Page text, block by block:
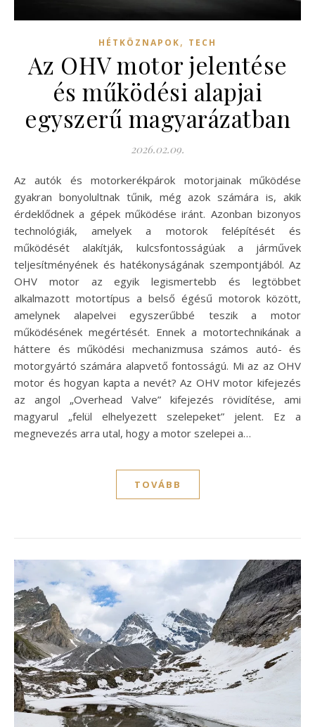
HÉTKÖZNAPOK, TECH
Az OHV motor jelentése
és működési alapjai
egyszerű magyarázatban
2026.02.09.
Az autók és motorkerékpárok motorjainak működése
gyakran bonyolultnak tűnik, még azok számára is, akik
érdeklődnek a gépek működése iránt. Azonban bizonyos
technológiák, amelyek a motorok felépítését és
működését alakítják, kulcsfontosságúak a járművek
teljesítményének és hatékonyságának szempontjából. Az
OHV motor az egyik legismertebb és legtöbbet
alkalmazott motortípus a belső égésű motorok között,
amelynek alapelvei egyszerűbbé teszik a motor
működésének megértését. Ennek a motortechnikának a
háttere és működési mechanizmusa számos autó- és
motorgyártó számára alapvető fontosságú. Mi az az OHV
motor és hogyan kapta a nevét? Az OHV motor kifejezés
az angol „Overhead Valve” kifejezés rövidítése, ami
magyarul „felül elhelyezett szelepeket” jelent. Ez a
megnevezés arra utal, hogy a motor szelepei a…
TOVÁBB